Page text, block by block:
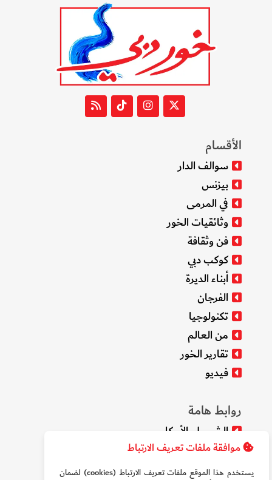
موافقة ملفات تعريف الارتباط
يستخدم هذا الموقع ملفات تعريف الارتباط (cookies) لضمان
الأقسام
سوالف الدار
بيزنس
في المرمى
وثائقيات الخور
فن وثقافة
كوكب دبي
أبناء الديرة
الفرجان
تكنولوجيا
من العالم
تقارير الخور
فيديو
روابط هامة
الشروط والأحكام
سياسة الخصوصية
من نحن